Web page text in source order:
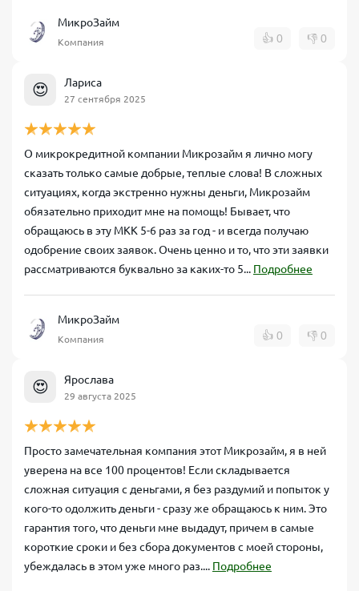
МикроЗайм
Компания 👍 0 👎 0
😍 Лариса
27 сентября 2025
О микрокредитной компании Микрозайм я лично могу
сказать только самые добрые, теплые слова! В сложных
ситуациях, когда экстренно нужны деньги, Микрозайм
обязательно приходит мне на помощь! Бывает, что
обращаюсь в эту МКК 5-6 раз за год - и всегда получаю
одобрение своих заявок. Очень ценно и то, что эти заявки
рассматриваются буквально за каких-то 5... Подробнее
МикроЗайм
Компания 👍 0 👎 0
😍 Ярослава
29 августа 2025
Просто замечательная компания этот Микрозайм, я в ней
уверена на все 100 процентов! Если складывается
сложная ситуация с деньгами, я без раздумий и попыток у
кого-то одолжить деньги - сразу же обращаюсь к ним. Это
гарантия того, что деньги мне выдадут, причем в самые
короткие сроки и без сбора документов с моей стороны,
убеждалась в этом уже много раз.... Подробнее